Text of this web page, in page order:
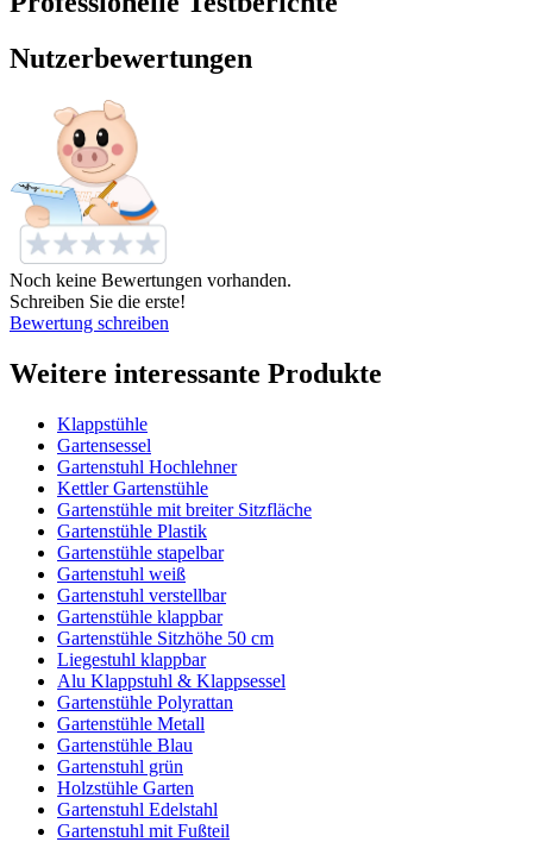
Nutzerbewertungen
Noch keine Bewertungen vorhanden.
Schreiben Sie die erste!
Bewertung schreiben
Weitere interessante Produkte
Klappstühle
Gartensessel
Gartenstuhl Hochlehner
Kettler Gartenstühle
Gartenstühle mit breiter Sitzfläche
Gartenstühle Plastik
Gartenstühle stapelbar
Gartenstuhl weiß
Gartenstuhl verstellbar
Gartenstühle klappbar
Gartenstühle Sitzhöhe 50 cm
Liegestuhl klappbar
Alu Klappstuhl & Klappsessel
Gartenstühle Polyrattan
Gartenstühle Metall
Gartenstühle Blau
Gartenstuhl grün
Holzstühle Garten
Gartenstuhl Edelstahl
Gartenstuhl mit Fußteil